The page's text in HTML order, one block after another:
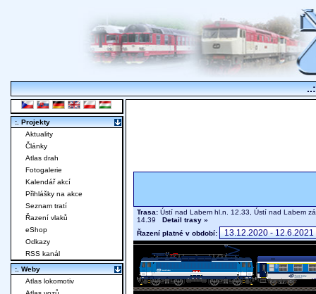
Trasa: Ústí nad Labem hl.n. 12.33, Ústí nad Labem
14.39 Detail trasy »
Řazení platné v období:
:. Projekty
Aktuality
Články
Atlas drah
Fotogalerie
Kalendář akcí
Přihlášky na akce
Seznam tratí
Řazení vlaků
eShop
Odkazy
RSS kanál
:. Weby
Atlas lokomotiv